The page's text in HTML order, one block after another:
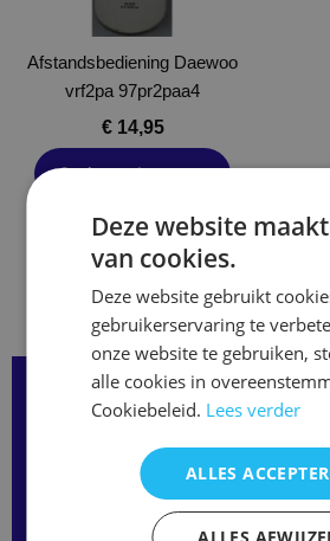
Afstandsbediening Daewoo
vrf2pa 97pr2paa4
€14,95
Opties selecteren
Over onze
We hebben afstandsbedieningen in
Als jouw remote er niet tussen staat
hiernaast even in of bel ons en we
mogelijkheden.
Deze website
van cookies.
Deze website gebruikt
gebruikerservaring te
onze website te gebruiken,
alle cookies in
Cookiebeleid. Lees verder
ALLES
ALLES